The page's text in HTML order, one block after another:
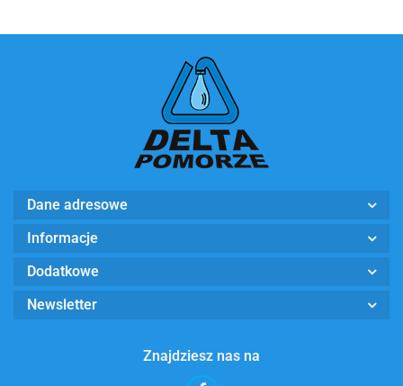
Dane adresowe
Informacje
Dodatkowe
Newsletter
Znajdziesz nas na